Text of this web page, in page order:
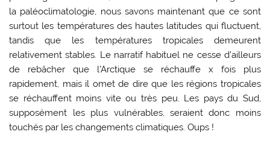
la paléoclimatologie, nous savons maintenant que ce sont
surtout les températures des hautes latitudes qui fluctuent,
tandis que les températures tropicales demeurent
relativement stables. Le narratif habituel ne cesse d’ailleurs
de rebâcher que l’Arctique se réchauffe x fois plus
rapidement, mais il omet de dire que les régions tropicales
se réchauffent moins vite ou très peu. Les pays du Sud,
supposément les plus vulnérables, seraient donc moins
touchés par les changements climatiques. Oups !